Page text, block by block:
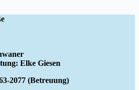
Elke Giesen
2077 (Betreuung)